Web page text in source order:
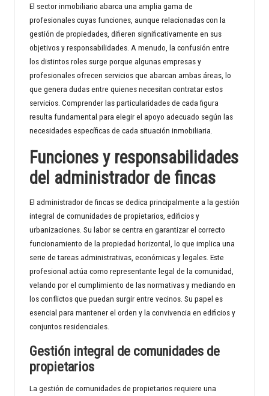
e
rt
y
w
o
rl
d
El sector inmobiliario abarca una amplia gama de
profesionales cuyas funciones, aunque relacionadas con la
gestión de propiedades, difieren significativamente en sus
objetivos y responsabilidades. A menudo, la confusión entre
los distintos roles surge porque algunas empresas y
profesionales ofrecen servicios que abarcan ambas áreas, lo
que genera dudas entre quienes necesitan contratar estos
servicios. Comprender las particularidades de cada figura
resulta fundamental para elegir el apoyo adecuado según las
necesidades específicas de cada situación inmobiliaria.
Funciones y responsabilidades
del administrador de fincas
El administrador de fincas se dedica principalmente a la gestión
integral de comunidades de propietarios, edificios y
urbanizaciones. Su labor se centra en garantizar el correcto
funcionamiento de la propiedad horizontal, lo que implica una
serie de tareas administrativas, económicas y legales. Este
profesional actúa como representante legal de la comunidad,
velando por el cumplimiento de las normativas y mediando en
los conflictos que puedan surgir entre vecinos. Su papel es
esencial para mantener el orden y la convivencia en edificios y
conjuntos residenciales.
Gestión integral de comunidades de
propietarios
La gestión de comunidades de propietarios requiere una